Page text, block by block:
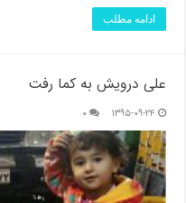
ادامه مطلب
علی درویش به کما رفت
۱۳۹۵-۰۹-۲۴ ۰